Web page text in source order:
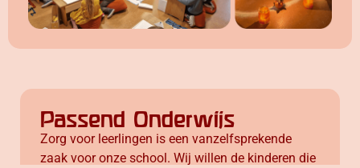
Passend Onderwijs
Zorg voor leerlingen is een vanzelfsprekende
zaak voor onze school. Wij willen de kinderen die